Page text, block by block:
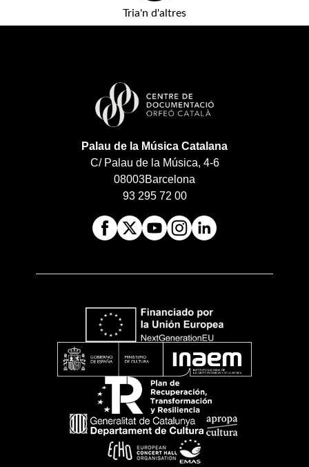
Tria'n d'altres
Palau de la Música Catalana
C/ Palau de la Música, 4-6
08003Barcelona
93 295 72 00